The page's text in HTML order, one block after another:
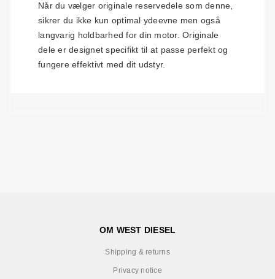
Når du vælger originale reservedele som denne,
sikrer du ikke kun optimal ydeevne men også
langvarig holdbarhed for din motor. Originale
dele er designet specifikt til at passe perfekt og
fungere effektivt med dit udstyr.
OM WEST DIESEL
Shipping & returns
Privacy notice